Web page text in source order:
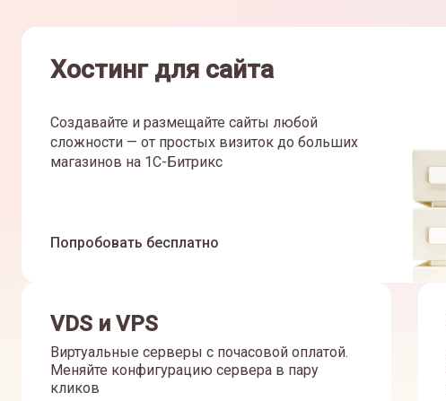
Хостинг для сайта
Создавайте и размещайте сайты любой
сложности — от простых визиток до больших
магазинов на 1С-Битрикс
Попробовать бесплатно
VDS и VPS
Виртуальные серверы с почасовой оплатой.
Меняйте конфигурацию сервера в пару
кликов